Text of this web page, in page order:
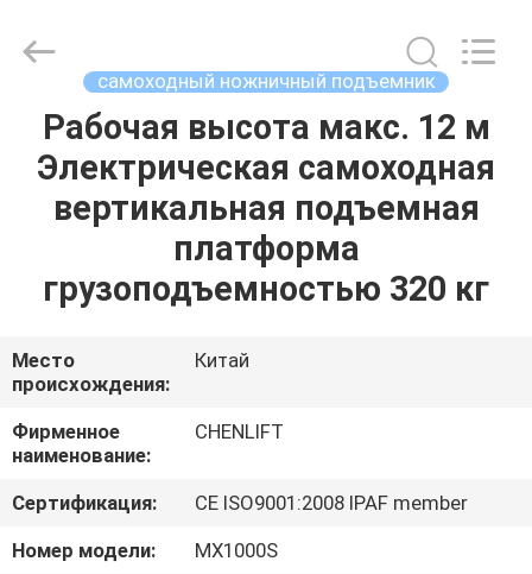
ДОМОЙ
ПРОДУКТЫ
НАС
ЭКСКУРСИЯ
ПО
ЗАВОДУ
КОНТРОЛЬ
Reserved.
самоходный ножничный подъемник
Рабочая высота макс. 12 м
Электрическая самоходная
вертикальная подъемная
платформа
грузоподъемностью 320 кг
Место
происхождения:
Китай
Фирменное
наименование:
CHENLIFT
Сертификация:
CE ISO9001:2008 IPAF member
Номер модели:
MX1000S